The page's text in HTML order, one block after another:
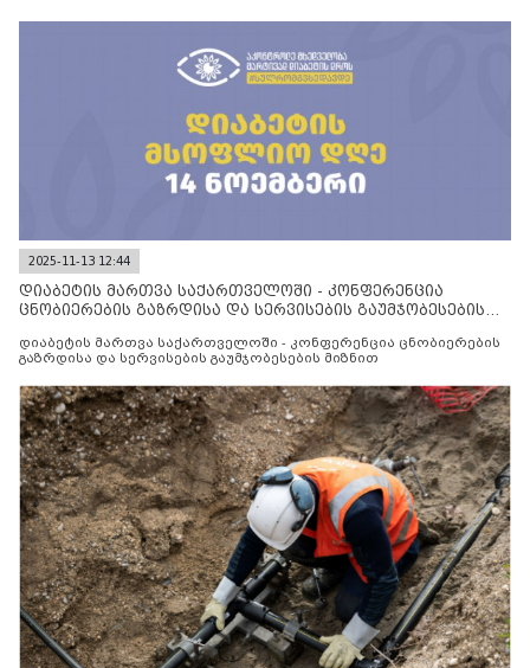
2025-11-13 12:44
დიაბეტის მართვა საქართველოში - კონფერენცია
ცნობიერების გაზრდისა და სერვისების გაუმჯობესების
დიაბეტის მართვა საქართველოში - კონფერენცია ცნობიერების
გაზრდისა და სერვისების გაუმჯობესების მიზნით